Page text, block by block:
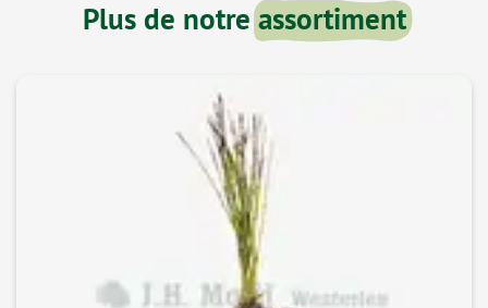
Plus de notreassortiment